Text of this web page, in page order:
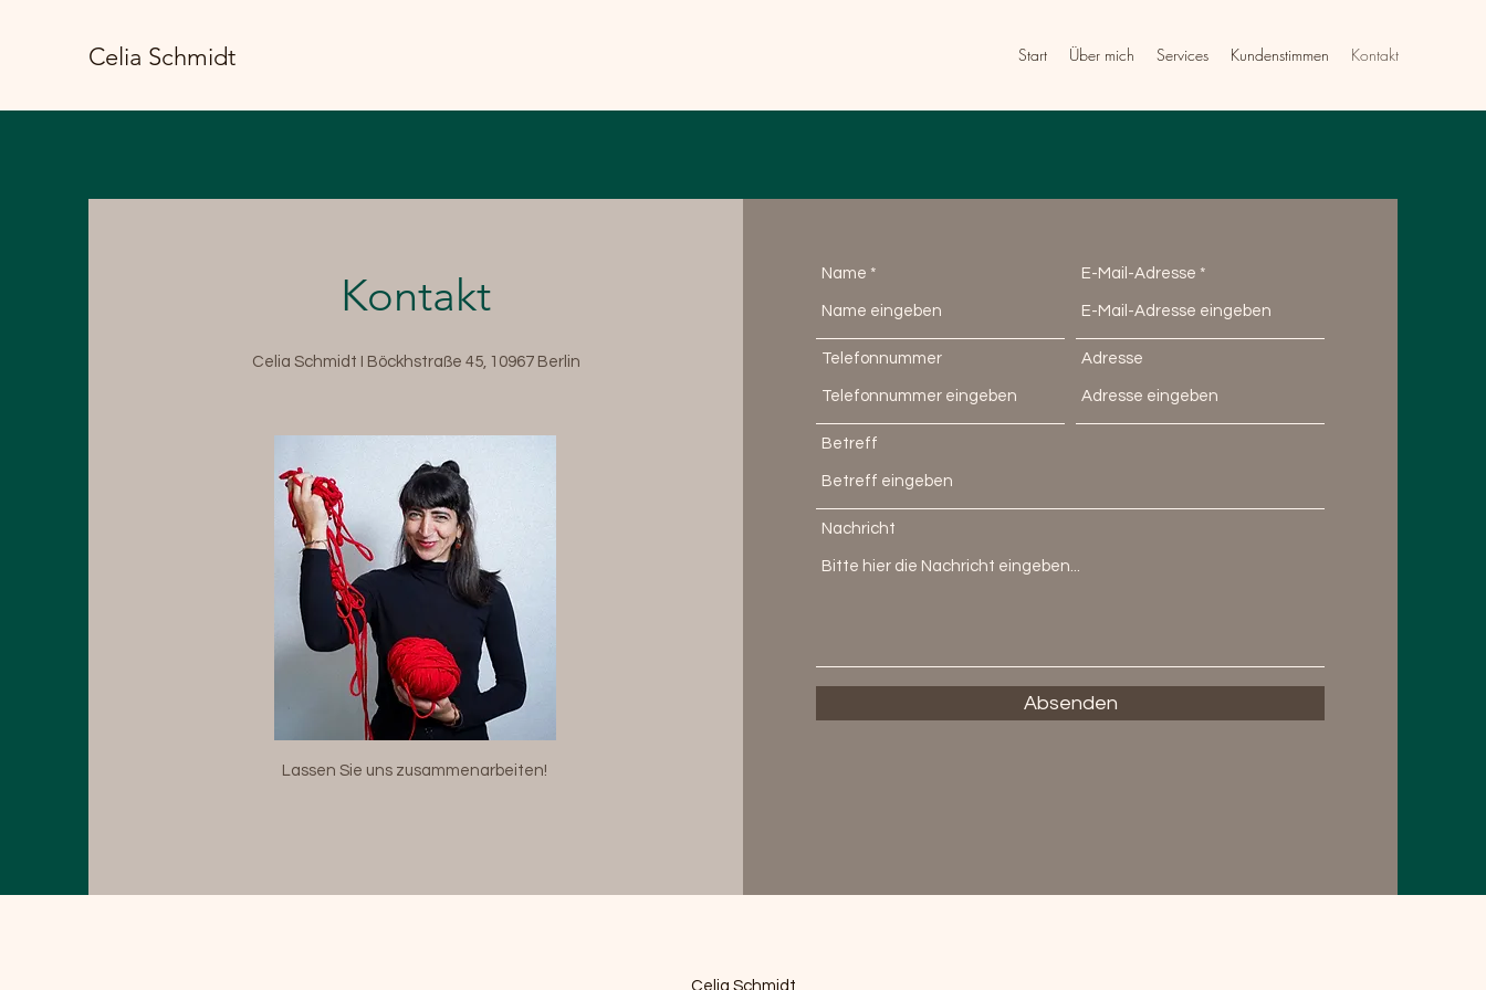
Celia Schmidt Start Über mich Services Kundenstimmen Kontakt
Kontakt
Celia Schmidt I Böckhstraße 45, 10967 Berlin
Lassen Sie uns zusammenarbeiten!
Name E-Mail-Adresse
Telefonnummer Adresse
Betreff
Nachricht
Absenden
Celia Schmidt